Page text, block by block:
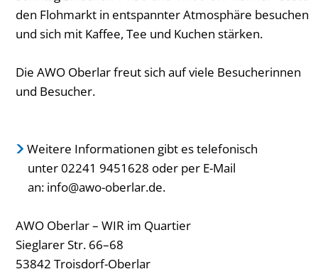
den Flohmarkt in entspannter Atmosphäre besuchen
und sich mit Kaffee, Tee und Kuchen stärken.
Die AWO Oberlar freut sich auf viele Besucherinnen
und Besucher.
Weitere Informationen gibt es telefonisch
unter 02241 9451628 oder per E-Mail
an: info@awo-oberlar.de.
AWO Oberlar – WIR im Quartier
Sieglarer Str. 66–68
53842 Troisdorf-Oberlar